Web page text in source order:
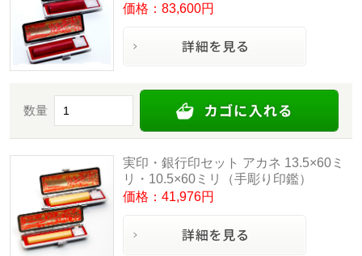
価格：83,600円
数量
実印・銀行印セット アカネ 13.5×60ミ
リ・10.5×60ミリ（手彫り印鑑）
価格：41,976円